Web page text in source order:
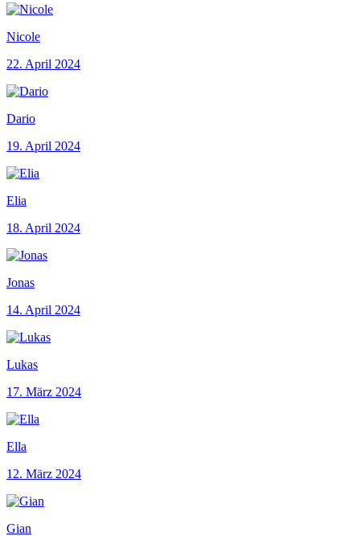
Nicole
22. April 2024
Dario
19. April 2024
Elia
18. April 2024
Jonas
14. April 2024
Lukas
17. März 2024
Ella
12. März 2024
Gian